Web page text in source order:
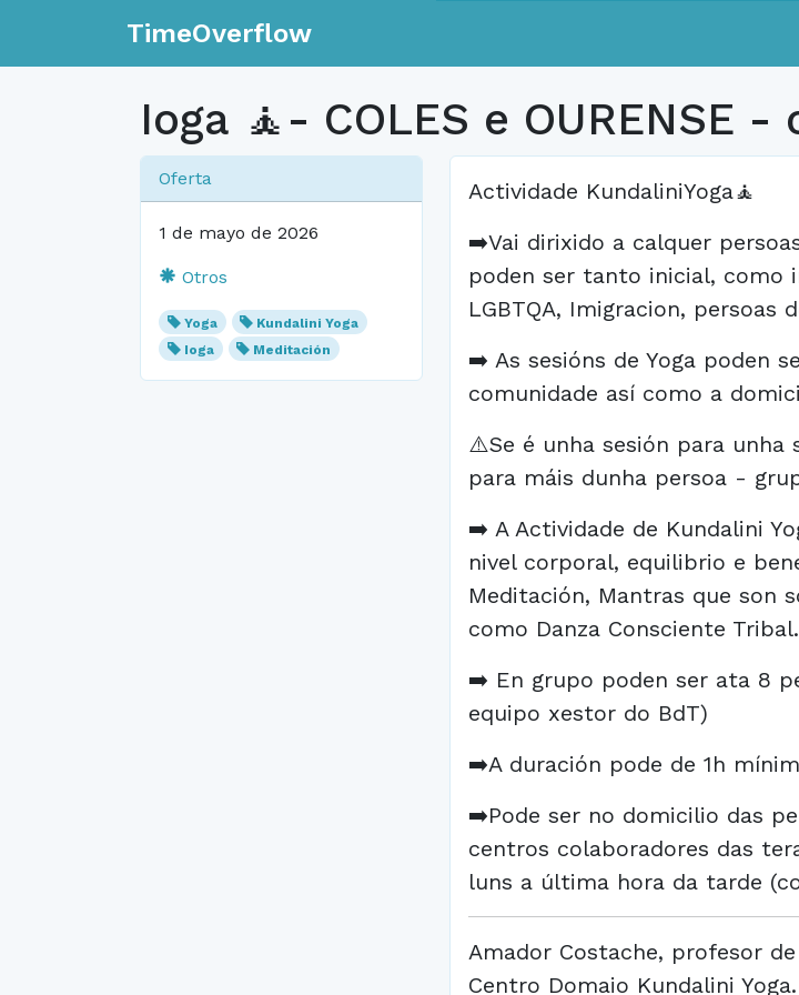
TimeOverflow
Ioga 🧘- COLES e OURENSE
Oferta
1 de mayo de 2026
Otros
Yoga
Kundalini Yoga
Ioga
Meditación
Actividade KundaliniYoga🧘
➡️Vai dirixido a calquer
poden ser tanto inicial, como
LGBTQA, Imigracion, persoas
➡️ As sesións de Yoga poden
comunidade así como a
⚠️Se é unha sesión para unha
para máis dunha persoa -
➡️ A Actividade de Kundalini
nivel corporal, equilibrio e
Meditación, Mantras que son
como Danza Consciente Tribal.
➡️ En grupo poden ser ata 8
equipo xestor do BdT)
➡️A duración pode de 1h
➡️Pode ser no domicilio das
centros colaboradores das
luns a última hora da tarde
Amador Costache, profesor
Centro Domaio Kundalini